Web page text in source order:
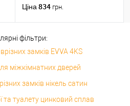
матовий хром
Ціна 834 грн.
фільтри:
замків EVVA 4KS
міжкімнатних дверей
замків нікель сатин
та туалету цинковий сплав